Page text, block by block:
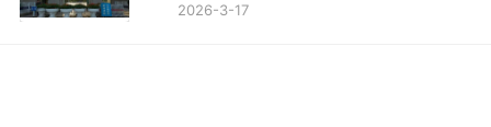
2026-3-17